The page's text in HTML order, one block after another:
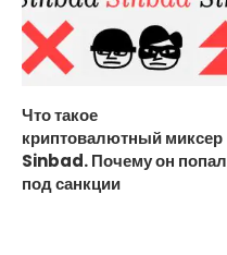
Что такое
криптовалютный миксер
Sinbad. Почему он попал
под санкции